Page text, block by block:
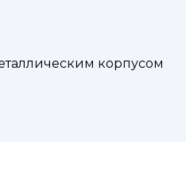
корпусом